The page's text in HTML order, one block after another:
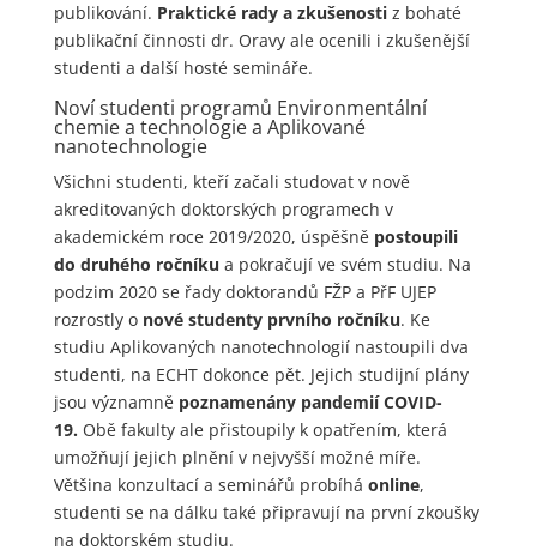
publikování. Praktické rady a zkušenostiz bohaté
publikační činnosti dr. Oravy ale ocenili i zkušenější
studenti a další hosté semináře.
Noví studenti programů Environmentální
chemie a technologie a Aplikované
nanotechnologie
Všichni studenti, kteří začali studovat v nově
akreditovaných doktorských programech v
akademickém roce 2019/2020, úspěšně postoupili
do druhého ročníku a pokračují ve svém studiu. Na
podzim 2020 se řady doktorandů FŽP a PřF UJEP
rozrostly o nové studenty prvního ročníku. Ke
studiu Aplikovaných nanotechnologií nastoupili dva
studenti, na ECHT dokonce pět. Jejich studijní plány
jsou významně poznamenány pandemií COVID-
19. Obě fakulty ale přistoupily k opatřením, která
umožňují jejich plnění v nejvyšší možné míře.
Většina konzultací a seminářů probíhá online,
studenti se na dálku také připravují na první zkoušky
na doktorském studiu.